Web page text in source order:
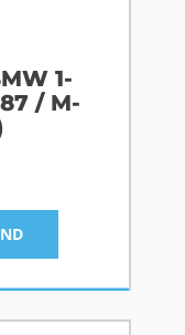
1-
/ M-